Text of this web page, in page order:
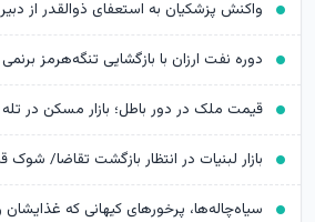
دوره نفت ارزان با بازگشایی تنگه‌هرمز
بازار لبنیات در انتظار بازگشت تقاضا/
سیاه‌چاله‌ها، پرخورهای کیهانی که